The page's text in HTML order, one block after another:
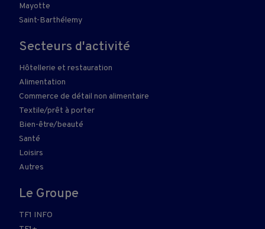
Mayotte
Saint-Barthélemy
Secteurs d'activité
Hôtellerie et restauration
Alimentation
Commerce de détail non alimentaire
Textile/prêt à porter
Bien-être/beauté
Santé
Loisirs
Autres
Le Groupe
TF1 INFO